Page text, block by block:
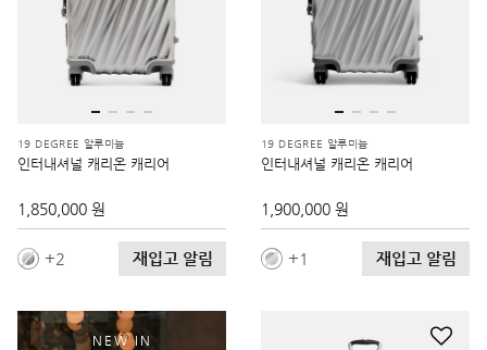
19 DEGREE 알루미늄
인터내셔널 캐리온 캐리어
1,850,000 원
2 재입고 알림
19 DEGREE 알루미늄
인터내셔널 캐리온 캐리어
1,900,000 원
1 재입고 알림
NEW IN